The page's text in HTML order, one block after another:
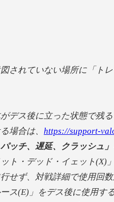
されていない場所に「ト
デス後に立った状態で残
場合は、 https://support-
ッチ、遅延、クラッシュ」
ト・デッド・イェット(X)
せず、対戦詳細で使用回
ス(E)」をデス後に使用す